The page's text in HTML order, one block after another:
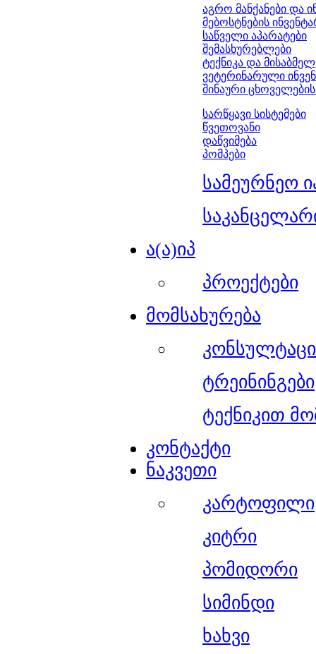
აგრო მანქანები და
მებოსტნების
საწველი აპარატები
შემასხურებლები
ტექნიკა და
ვეტერინარული
შინაური ცხოველების
სარწყავი სისტემები
წვეთოვანი
დაწვიმება
პომპები
სამეურნეო
ა(ა)იპ
პროექტები
მომსახურება
ტრეინინგები
ტექნიკით
კონტაქტი
ნაკვეთი
კარტოფილი
კიტრი
პომიდორი
სიმინდი
ხახვი